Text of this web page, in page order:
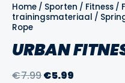
Home / Sporten / Fitness /
trainingsmateriaal /
Rope
URBAN
€7.99Oorspronkelijke
€5.99